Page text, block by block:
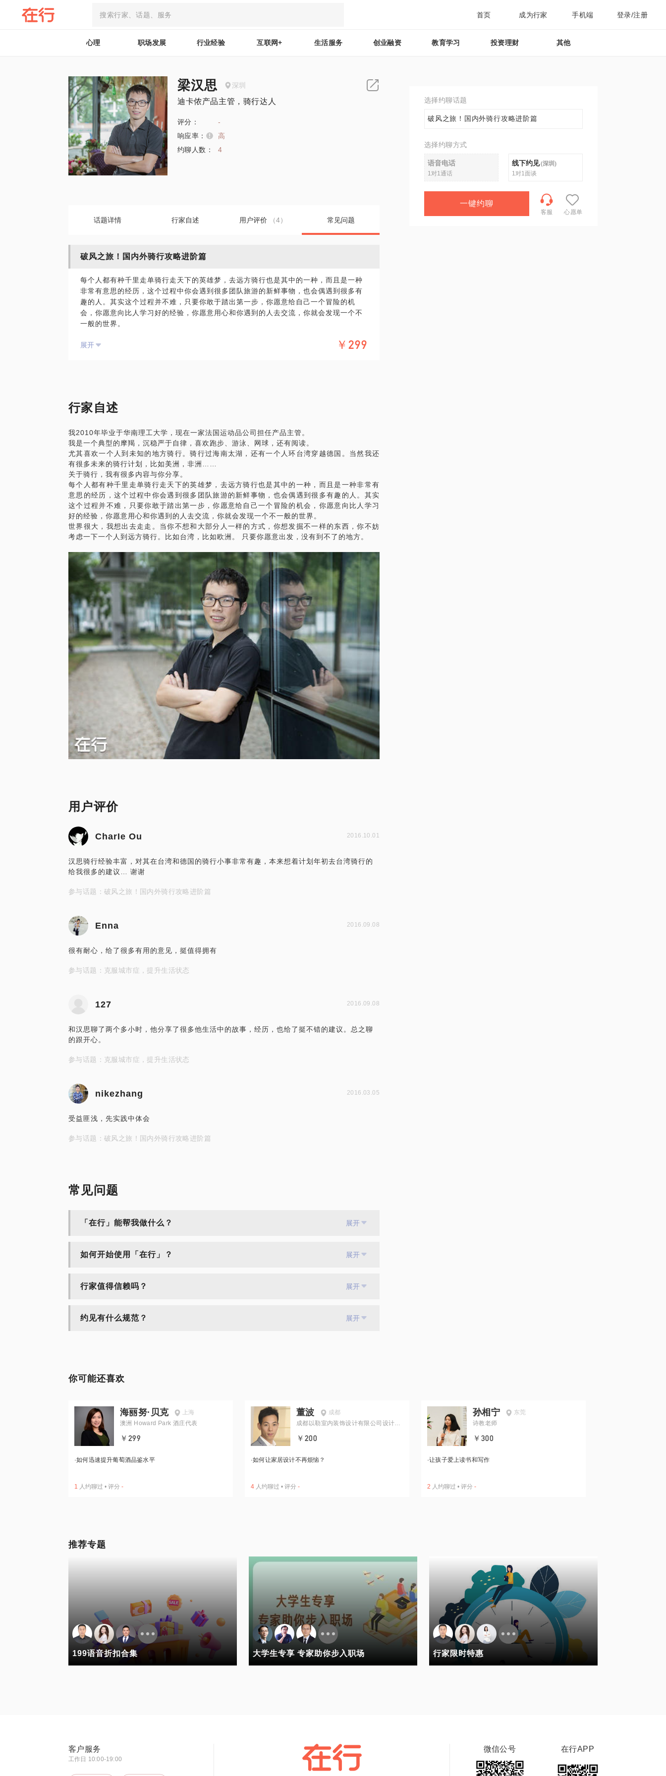
首页 成为行家 手机端 登录/注册
心理 职场发展 行业经验 互联网+ 生活服务 创业融资 教育学习 投资理财 其他
梁汉思 深圳
迪卡侬产品主管，骑行达人
评分：
-
响应率：
高
约聊人数：
4
话题详情 行家自述 用户评价 （4） 常见问题
破风之旅！国内外骑行攻略进阶篇
每个人都有种千里走单骑行走天下的英雄梦，去远方骑行也是其中的一种，而且是一种
非常有意思的经历，这个过程中你会遇到很多团队旅游的新鲜事物，也会偶遇到很多有
趣的人。其实这个过程并不难，只要你敢于踏出第一步，你愿意给自己一个冒险的机
会，你愿意向比人学习好的经验，你愿意用心和你遇到的人去交流，你就会发现一个不
一般的世界。
你不妨考虑一下一个人到远方骑行。比如台湾，比如欧洲。 只要你愿意出发，没有到不
准备工作：行程安排，装备，体能锻炼；
交通：交通工具的选择以及自行车托运等问题；
安全：如何安排每天的行程，遇到问题如何解决，救生卡准备等
当然除了上面这些，如果其他相关的问题，也会乐意和你分享。
到远方骑行，骑出去了，就要骑得痛快，骑得安全。
展开 ￥299
行家自述
我2010年毕业于华南理工大学，现在一家法国运动品公司担任产品主管。
我是一个典型的摩羯，沉稳严于自律，喜欢跑步、游泳、网球，还有阅读。
尤其喜欢一个人到未知的地方骑行。骑行过海南太湖，还有一个人环台湾穿越德国。当然我还
有很多未来的骑行计划，比如美洲，非洲……
关于骑行，我有很多内容与你分享。
每个人都有种千里走单骑行走天下的英雄梦，去远方骑行也是其中的一种，而且是一种非常有
意思的经历，这个过程中你会遇到很多团队旅游的新鲜事物，也会偶遇到很多有趣的人。其实
这个过程并不难，只要你敢于踏出第一步，你愿意给自己一个冒险的机会，你愿意向比人学习
好的经验，你愿意用心和你遇到的人去交流，你就会发现一个不一般的世界。
世界很大，我想出去走走。当你不想和大部分人一样的方式，你想发掘不一样的东西，你不妨
考虑一下一个人到远方骑行。比如台湾，比如欧洲。 只要你愿意出发，没有到不了的地方。
用户评价
CharIe Ou 2016.10.01
汉思骑行经验丰富，对其在台湾和德国的骑行小事非常有趣，本来想着计划年初去台湾骑行的
给我很多的建议… 谢谢
参与话题：破风之旅！国内外骑行攻略进阶篇
Enna 2016.09.08
很有耐心，给了很多有用的意见，挺值得拥有
参与话题：克服城市症，提升生活状态
127 2016.09.08
和汉思聊了两个多小时，他分享了很多他生活中的故事，经历，也给了挺不错的建议。总之聊
的跟开心。
参与话题：克服城市症，提升生活状态
nikezhang 2016.03.05
受益匪浅，先实践中体会
参与话题：破风之旅！国内外骑行攻略进阶篇
常见问题
「在行」能帮我做什么？ 展开
如何开始使用「在行」？ 展开
行家值得信赖吗？ 展开
约见有什么规范？ 展开
选择约聊话题
破风之旅！国内外骑行攻略进阶篇
选择约聊方式
语音电话
1对1通话
线下约见(深圳 )
1对1面谈
一键约聊
客服 心愿单
你可能还喜欢
海丽努·贝克
上海
澳洲 Howard Park 酒庄代表
￥299
·如何迅速提升葡萄酒品鉴水平
1 人约聊过 • 评分 -
董波
成都
成都以勒室内装饰设计有限公司设计总
￥200
·如何让家居设计不再烦恼？
4 人约聊过 • 评分 -
孙相宁
东莞
诗教老师
￥300
·让孩子爱上读书和写作
2 人约聊过 • 评分 -
推荐专题
199语音折扣合集 大学生专享 专家助你步入职场 行家限时特惠
客户服务
工作日 10:00-19:00
微信公号 在行APP